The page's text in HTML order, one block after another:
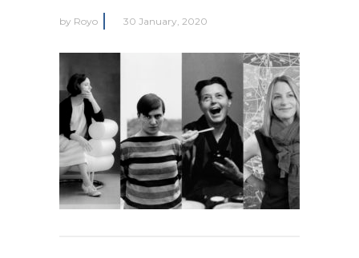
by Royo 30 January, 2020